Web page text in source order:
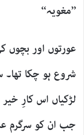
’’مغویہ‘‘
عورتوں اور بچوں
شروع ہو چکا تھا۔
لڑکیاں اس کارِ
جب ان کو سرگرم